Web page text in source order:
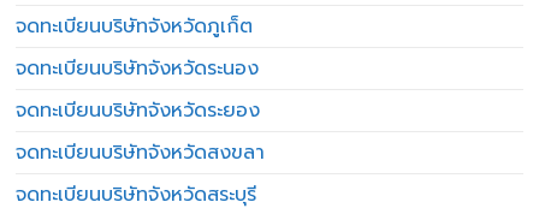
จดทะเบียนบริษัทจังหวัดภูเก็ต
จดทะเบียนบริษัทจังหวัดระนอง
จดทะเบียนบริษัทจังหวัดระยอง
จดทะเบียนบริษัทจังหวัดสงขลา
จดทะเบียนบริษัทจังหวัดสระบุรี